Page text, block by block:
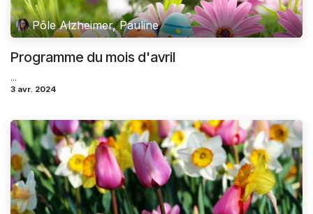
Pôle Alzheimer, Pauline
Programme du mois d'avril
...
3 avr. 2024